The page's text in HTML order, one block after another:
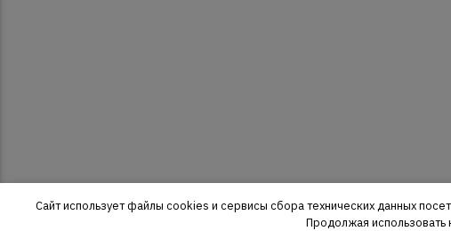
Сайт использует файлы cookies и сервисы сбора технических данных
Продолжая использовать